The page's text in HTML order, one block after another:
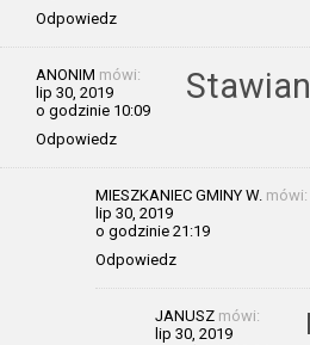
Odpowiedz
ANONIM mówi:
lip 30, 2019
o godzinie 10:09
Odpowiedz
MIESZKANIEC GMINY W. mówi:
lip 30, 2019
o godzinie 21:19
Odpowiedz
JANUSZ mówi:
lip 30, 2019